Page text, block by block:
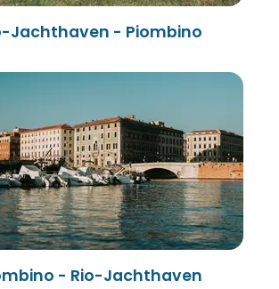
Jachthaven - Piombino
- Rio-Jachthaven